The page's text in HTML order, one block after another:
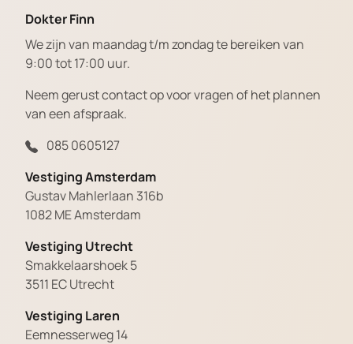
Dokter Finn
We zijn van maandag t/m zondag te bereiken van
9:00 tot 17:00 uur.
Neem gerust contact op voor vragen of het plannen
van een afspraak.
085 0605127
Vestiging Amsterdam
Gustav Mahlerlaan 316b
1082 ME Amsterdam
Vestiging Utrecht
Smakkelaarshoek 5
3511 EC Utrecht
Vestiging Laren
Eemnesserweg 14